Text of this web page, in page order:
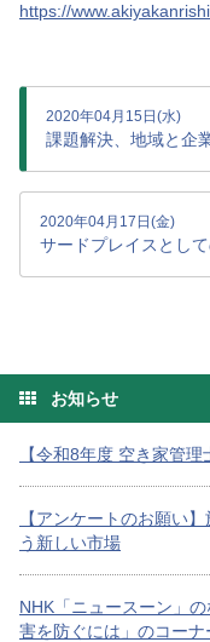
https://
2020年04月15日(水)
課題解決、地域と企
2020年04月17日(金)
サードプレイスとし
お知らせ
【令和8年度 空き家管
【アンケートのお願い
う新しい市場
NHK「ニュースーン」
害を防ぐには」のコーナ